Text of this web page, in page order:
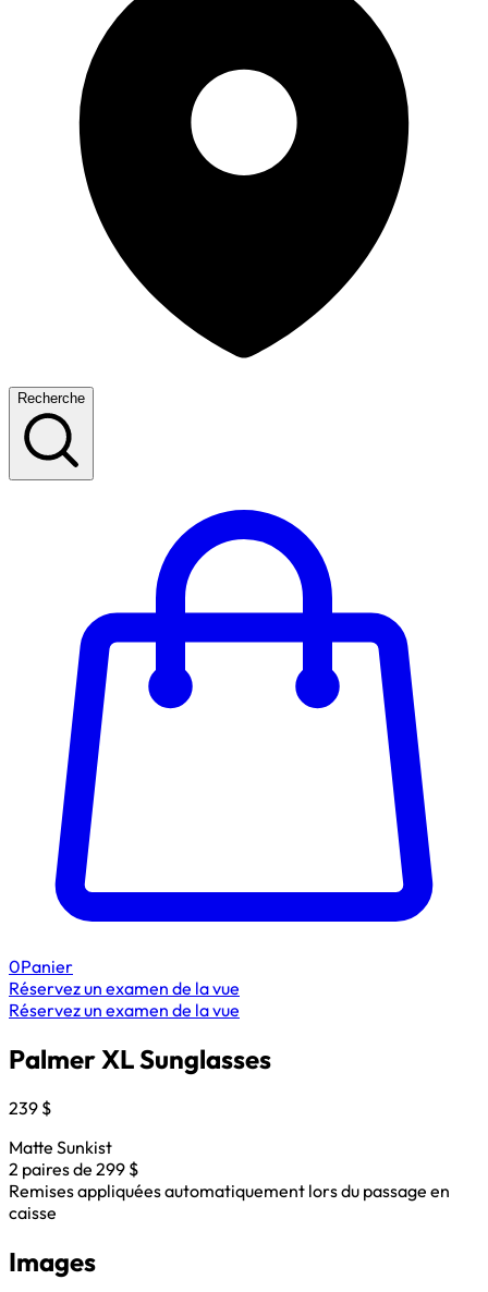
Recherche
0Panier
Réservez un examen de la vue
Réservez un examen de la vue
Palmer XL Sunglasses
239 $
Matte Sunkist
2 paires de 299 $
Remises appliquées automatiquement lors du passage en
caisse
Images